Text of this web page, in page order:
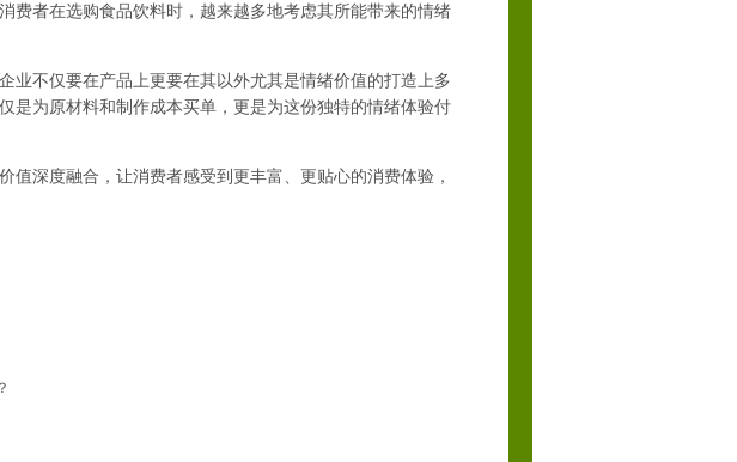
费者在选购食品饮料时，越来越多地考虑其所能带来的情绪
不仅要在产品上更要在其以外尤其是情绪价值的打造上多
是为原材料和制作成本买单，更是为这份独特的情绪体验付
深度融合，让消费者感受到更丰富、更贴心的消费体验，